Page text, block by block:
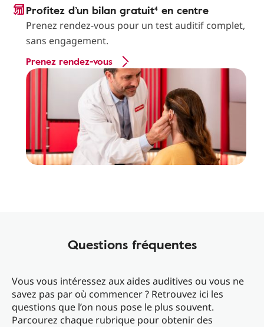
Profitez d’un bilan gratuit⁴ en centre
Prenez rendez-vous pour un test auditif complet,
sans engagement.
Prenez rendez-vous
Questions fréquentes
Vous vous intéressez aux aides auditives ou vous ne
savez pas par où commencer ? Retrouvez ici les
questions que l’on nous pose le plus souvent.
Parcourez chaque rubrique pour obtenir des